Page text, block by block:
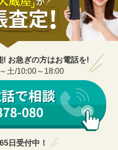
! お急ぎの方はお電話を!
土/10:00～18:00
日受付中！